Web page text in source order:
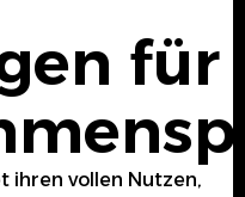
für
ihren vollen Nutzen,